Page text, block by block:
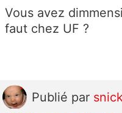
Vous avez
faut chez UF ?
Publié par